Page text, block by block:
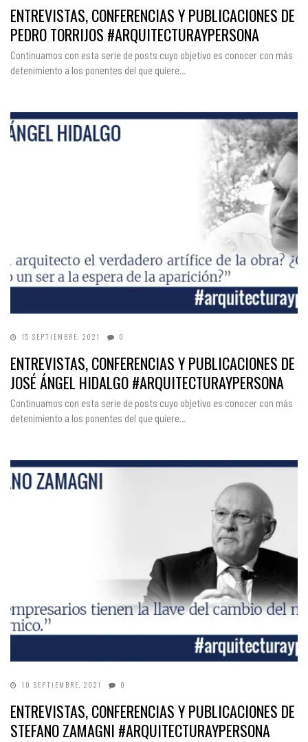
ENTREVISTAS, CONFERENCIAS Y PUBLICACIONES DE
PEDRO TORRIJOS #ARQUITECTURAYPERSONA
Continuamos con esta serie de posts cuyo objetivo es conocer con más
detenimiento a los ponentes del que quiere…
15 SEPTIEMBRE, 2021 0
ENTREVISTAS, CONFERENCIAS Y PUBLICACIONES DE
JOSÉ ÁNGEL HIDALGO #ARQUITECTURAYPERSONA
Continuamos con esta serie de posts cuyo objetivo es conocer con más
detenimiento a los ponentes del que quiere…
10 SEPTIEMBRE, 2021 0
ENTREVISTAS, CONFERENCIAS Y PUBLICACIONES DE
STEFANO ZAMAGNI #ARQUITECTURAYPERSONA